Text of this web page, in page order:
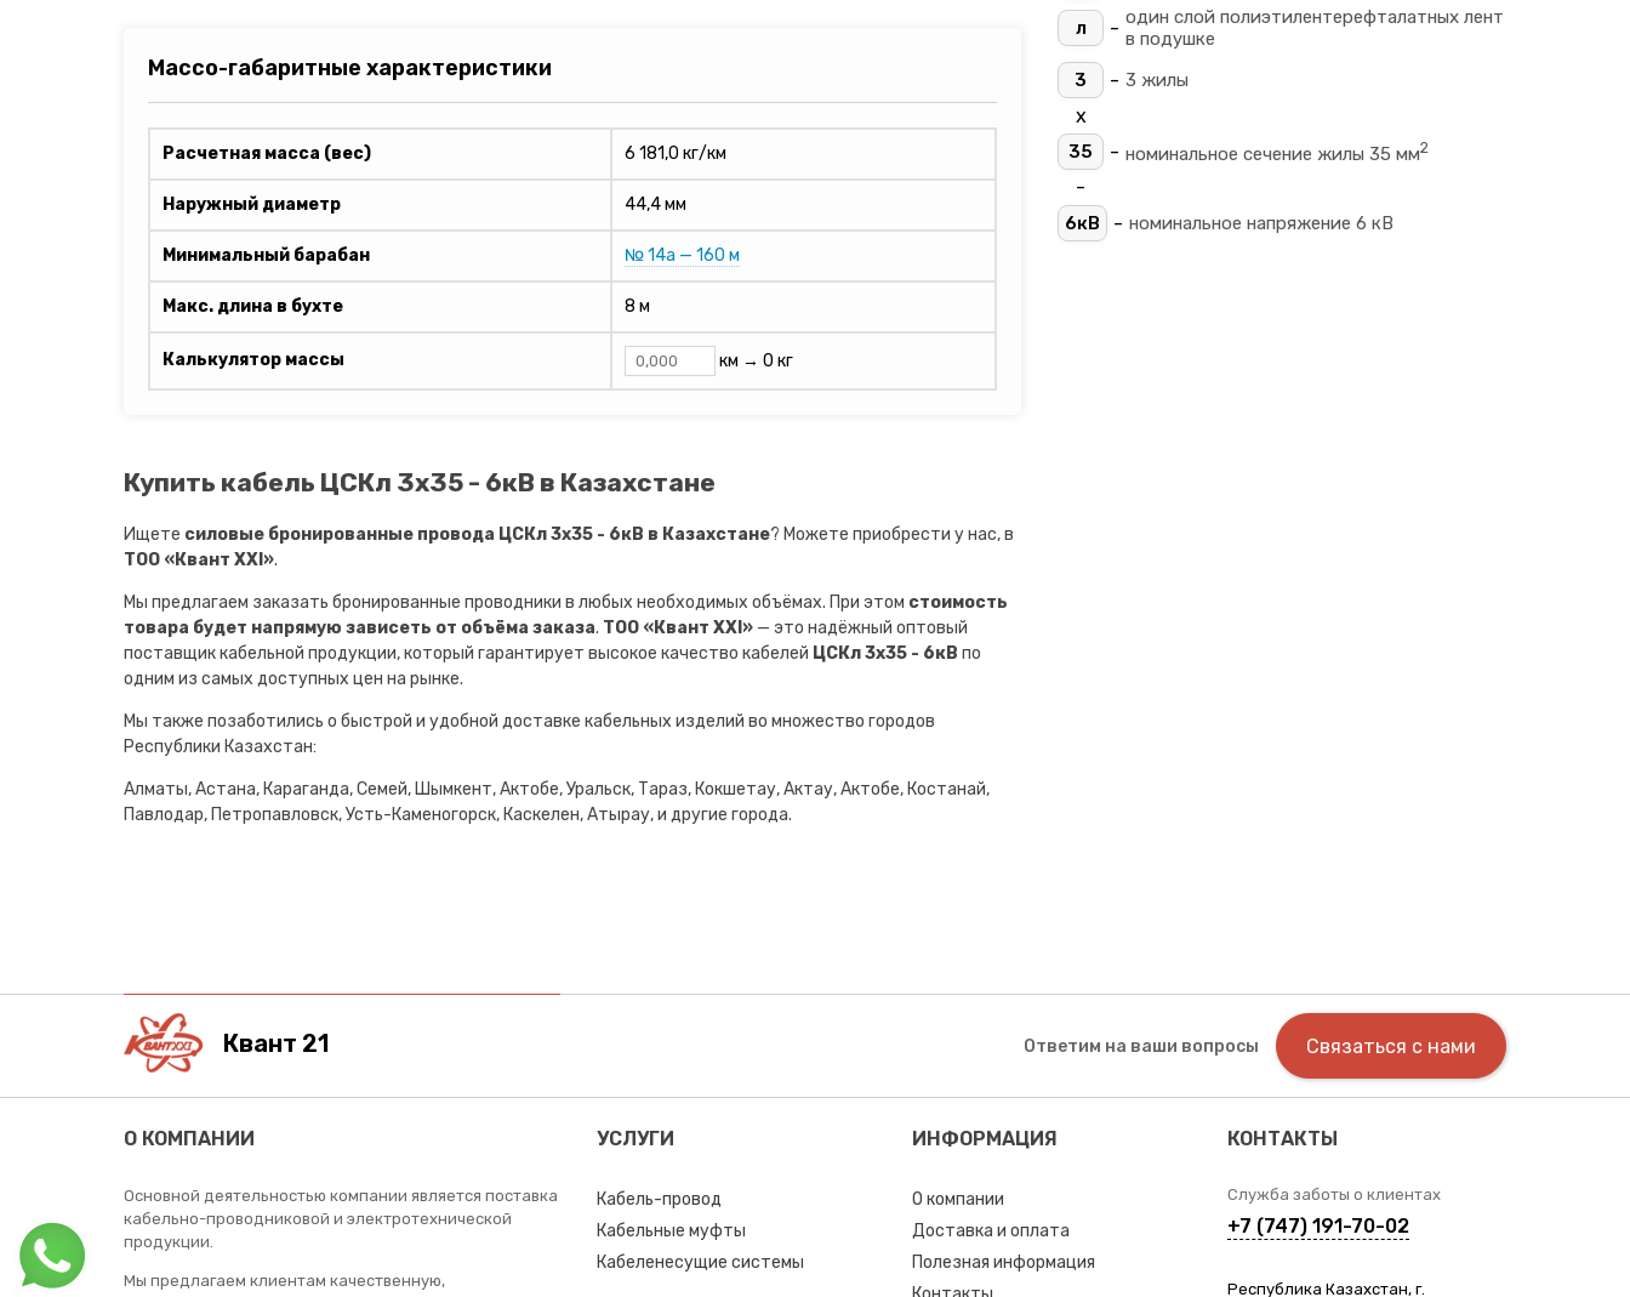
Массо-габаритные характеристики
Расчетная масса (вес) 6 181,0 кг/км
Наружный диаметр 44,4 мм
Минимальный барабан № 14а — 160 м
Макс. длина в бухте 8 м
Калькулятор массы км → 0 кг
Купить кабель ЦСКл 3х35 - 6кВ в Казахстане
Ищете силовые бронированные провода ЦСКл 3х35 - 6кВ в Казахстане? Можете приобрести у нас, в
ТОО «Квант XXI».
Мы предлагаем заказать бронированные проводники в любых необходимых объёмах. При этом стоимость
товара будет напрямую зависеть от объёма заказа. ТОО «Квант XXI» — это надёжный оптовый
поставщик кабельной продукции, который гарантирует высокое качество кабелей ЦСКл 3х35 - 6кВ по
одним из самых доступных цен на рынке.
Мы также позаботились о быстрой и удобной доставке кабельных изделий во множество городов
Республики Казахстан:
Алматы, Астана, Караганда, Семей, Шымкент, Актобе, Уральск, Тараз, Кокшетау, Актау, Актобе, Костанай,
Павлодар, Петропавловск, Усть-Каменогорск, Каскелен, Атырау, и другие города.
л - один слой полиэтилентерефталатных лент
в подушке
3
- 3 жилы
х
35 - номинальное сечение жилы 35 мм2
-
6кВ - номинальное напряжение 6 кВ
Квант 21 Ответим на ваши вопросы Связаться с нами
О КОМПАНИИ
Основной деятельностью компании является поставка
кабельно-проводниковой и электротехнической
продукции.
Мы предлагаем клиентам качественную,
УСЛУГИ
Кабель-провод
Кабельные муфты
Кабеленесущие системы
ИНФОРМАЦИЯ
О компании
Доставка и оплата
Полезная информация
КОНТАКТЫ
Служба заботы о клиентах
+7 (747) 191-70-02
Республика Казахстан, г.